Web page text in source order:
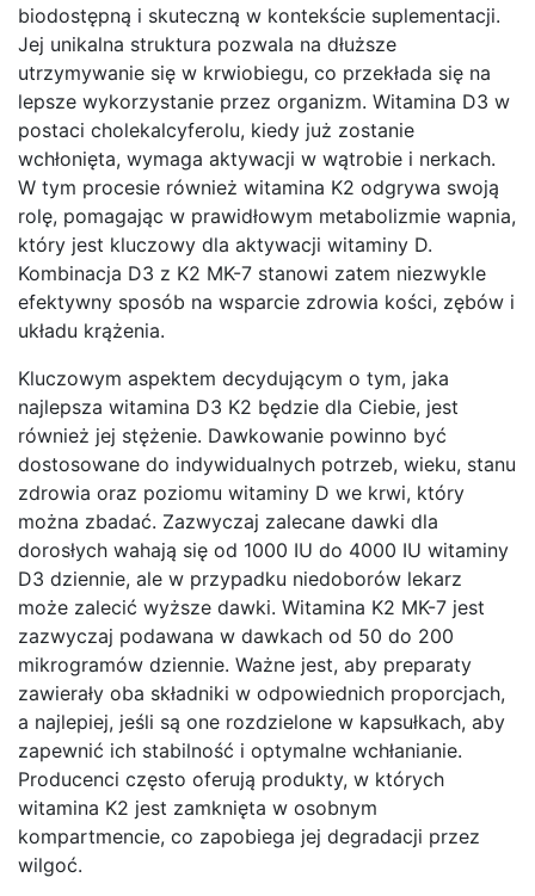
biodostępną i skuteczną w kontekście suplementacji.
Jej unikalna struktura pozwala na dłuższe
utrzymywanie się w krwiobiegu, co przekłada się na
lepsze wykorzystanie przez organizm. Witamina D3 w
postaci cholekalcyferolu, kiedy już zostanie
wchłonięta, wymaga aktywacji w wątrobie i nerkach.
W tym procesie również witamina K2 odgrywa swoją
rolę, pomagając w prawidłowym metabolizmie wapnia,
który jest kluczowy dla aktywacji witaminy D.
Kombinacja D3 z K2 MK-7 stanowi zatem niezwykle
efektywny sposób na wsparcie zdrowia kości, zębów i
układu krążenia.
Kluczowym aspektem decydującym o tym, jaka
najlepsza witamina D3 K2 będzie dla Ciebie, jest
również jej stężenie. Dawkowanie powinno być
dostosowane do indywidualnych potrzeb, wieku, stanu
zdrowia oraz poziomu witaminy D we krwi, który
można zbadać. Zazwyczaj zalecane dawki dla
dorosłych wahają się od 1000 IU do 4000 IU witaminy
D3 dziennie, ale w przypadku niedoborów lekarz
może zalecić wyższe dawki. Witamina K2 MK-7 jest
zazwyczaj podawana w dawkach od 50 do 200
mikrogramów dziennie. Ważne jest, aby preparaty
zawierały oba składniki w odpowiednich proporcjach,
a najlepiej, jeśli są one rozdzielone w kapsułkach, aby
zapewnić ich stabilność i optymalne wchłanianie.
Producenci często oferują produkty, w których
witamina K2 jest zamknięta w osobnym
kompartmencie, co zapobiega jej degradacji przez
wilgoć.